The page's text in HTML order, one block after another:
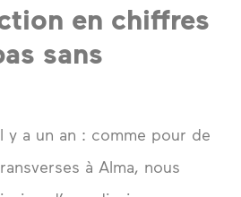
en chiffres
sans
y a un an : comme pour de
à Alma, nous